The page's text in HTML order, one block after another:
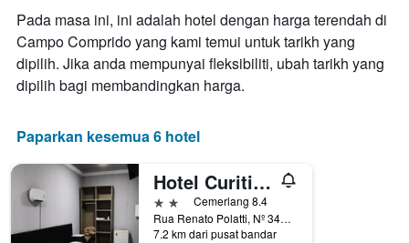
Pada masa ini, ini adalah hotel dengan harga terendah di
Campo Comprido yang kami temui untuk tarikh yang
dipilih. Jika anda mempunyai fleksibiliti, ubah tarikh yang
dipilih bagi membandingkan harga.
Paparkan kesemua 6 hotel
Hotel Curitiba Campo Comprido
2 bintangCemerlang 8.4
Rua Renato Polatti, Nº 3492, Campo Comprido, Curitiba, Brazil
7.2 km dari pusat bandar